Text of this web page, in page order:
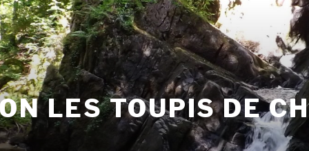
LES TOUPIS DE